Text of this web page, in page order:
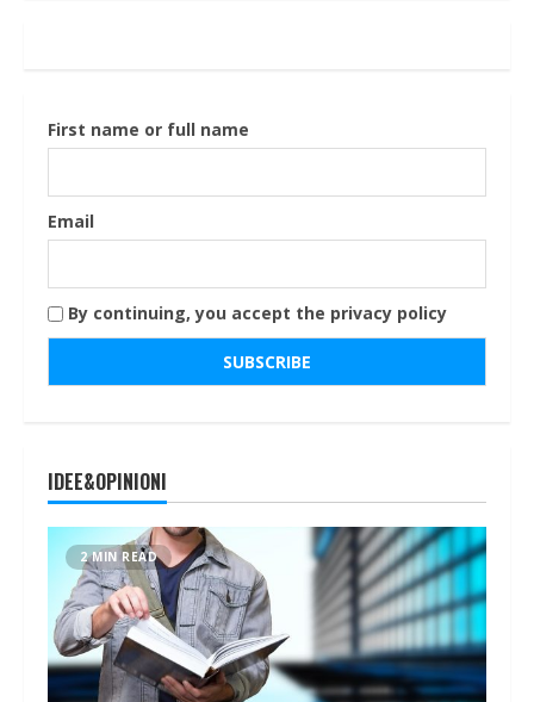
First name or full name
Email
By continuing, you accept the privacy policy
IDEE&OPINIONI
2 MIN READ